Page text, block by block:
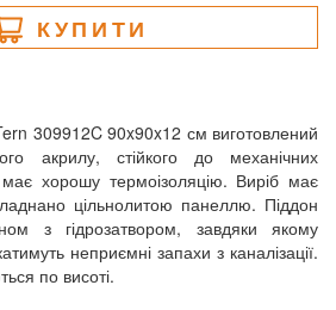
КУПИТИ
309912C 90x90x12 см виготовлений
акрилу, стійкого до механічних
хорошу термоізоляцію. Виріб має
цільнолитою панеллю. Піддон
з гідрозатвором, завдяки якому
неприємні запахи з каналізації.
по висоті.